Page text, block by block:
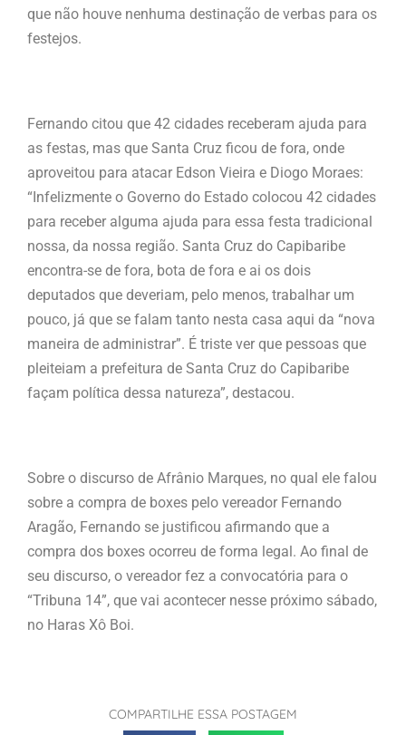
que não houve nenhuma destinação de verbas para os
festejos.
Fernando citou que 42 cidades receberam ajuda para
as festas, mas que Santa Cruz ficou de fora, onde
aproveitou para atacar Edson Vieira e Diogo Moraes:
“Infelizmente o Governo do Estado colocou 42 cidades
para receber alguma ajuda para essa festa tradicional
nossa, da nossa região. Santa Cruz do Capibaribe
encontra-se de fora, bota de fora e ai os dois
deputados que deveriam, pelo menos, trabalhar um
pouco, já que se falam tanto nesta casa aqui da “nova
maneira de administrar”. É triste ver que pessoas que
pleiteiam a prefeitura de Santa Cruz do Capibaribe
façam política dessa natureza”, destacou.
Sobre o discurso de Afrânio Marques, no qual ele falou
sobre a compra de boxes pelo vereador Fernando
Aragão, Fernando se justificou afirmando que a
compra dos boxes ocorreu de forma legal. Ao final de
seu discurso, o vereador fez a convocatória para o
“Tribuna 14”, que vai acontecer nesse próximo sábado,
no Haras Xô Boi.
COMPARTILHE ESSA POSTAGEM